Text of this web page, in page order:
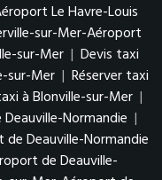
Le Havre-Louis
sur-Mer-Aéroport
sur-Mer | Devis taxi
sur-Mer | Réserver taxi
à Blonville-sur-Mer |
Normandie |
Deauville-Normandie
de Deauville-